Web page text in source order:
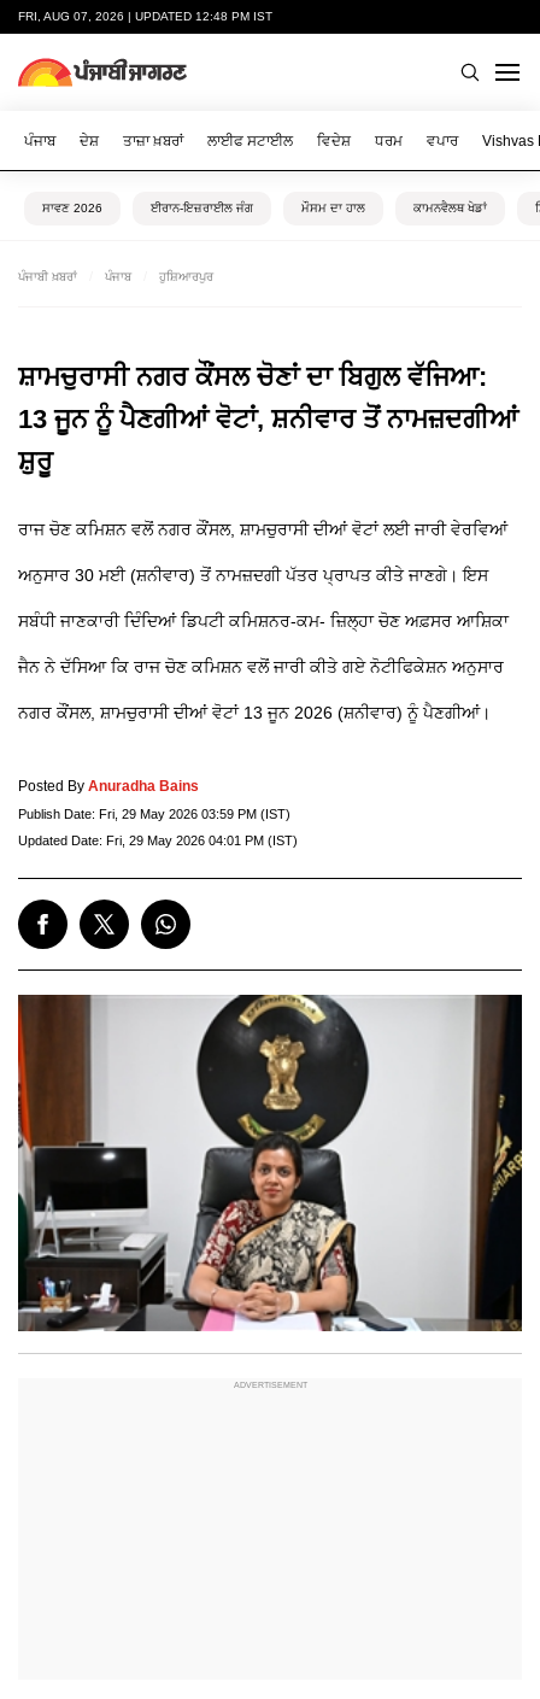
FRI, AUG 07, 2026 | UPDATED 12:48 PM IST
ਪੰਜਾਬ ਦੇਸ਼ ਤਾਜ਼ਾ ਖ਼ਬਰਾਂ ਲਾਈਫ ਸਟਾਈਲ ਵਿਦੇਸ਼ ਧਰਮ ਵਪਾਰ Vishvas
ਸਾਵਣ 2026 ਈਰਾਨ-ਇਜ਼ਰਾਈਲ ਜੰਗ ਮੌਸਮ ਦਾ ਹਾਲ ਕਾਮਨਵੈਲਥ ਖੇਡਾਂ
ਪੰਜਾਬੀ ਖ਼ਬਰਾਂ ਪੰਜਾਬ ਹੁਸ਼ਿਆਰਪੁਰ
ਸ਼ਾਮਚੁਰਾਸੀ ਨਗਰ ਕੌਂਸਲ ਚੋਣਾਂ ਦਾ ਬਿਗੁਲ ਵੱਜਿਆ:
13 ਜੂਨ ਨੂੰ ਪੈਣਗੀਆਂ ਵੋਟਾਂ, ਸ਼ਨੀਵਾਰ ਤੋਂ ਨਾਮਜ਼ਦਗੀਆਂ
ਸ਼ੁਰੂ
ਰਾਜ ਚੋਣ ਕਮਿਸ਼ਨ ਵਲੋਂ ਨਗਰ ਕੌਂਸਲ, ਸ਼ਾਮਚੁਰਾਸੀ ਦੀਆਂ ਵੋਟਾਂ ਲਈ ਜਾਰੀ ਵੇਰਵਿਆਂ
ਅਨੁਸਾਰ 30 ਮਈ (ਸ਼ਨੀਵਾਰ) ਤੋਂ ਨਾਮਜ਼ਦਗੀ ਪੱਤਰ ਪ੍ਰਾਪਤ ਕੀਤੇ ਜਾਣਗੇ। ਇਸ
ਸਬੰਧੀ ਜਾਣਕਾਰੀ ਦਿੰਦਿਆਂ ਡਿਪਟੀ ਕਮਿਸ਼ਨਰ-ਕਮ- ਜ਼ਿਲ੍ਹਾ ਚੋਣ ਅਫ਼ਸਰ ਆਸ਼ਿਕਾ
ਜੈਨ ਨੇ ਦੱਸਿਆ ਕਿ ਰਾਜ ਚੋਣ ਕਮਿਸ਼ਨ ਵਲੋਂ ਜਾਰੀ ਕੀਤੇ ਗਏ ਨੋਟੀਫਿਕੇਸ਼ਨ ਅਨੁਸਾਰ
ਨਗਰ ਕੌਂਸਲ, ਸ਼ਾਮਚੁਰਾਸੀ ਦੀਆਂ ਵੋਟਾਂ 13 ਜੂਨ 2026 (ਸ਼ਨੀਵਾਰ) ਨੂੰ ਪੈਣਗੀਆਂ।
Posted By Anuradha Bains
Publish Date: Fri, 29 May 2026 03:59 PM (IST)
Updated Date: Fri, 29 May 2026 04:01 PM (IST)